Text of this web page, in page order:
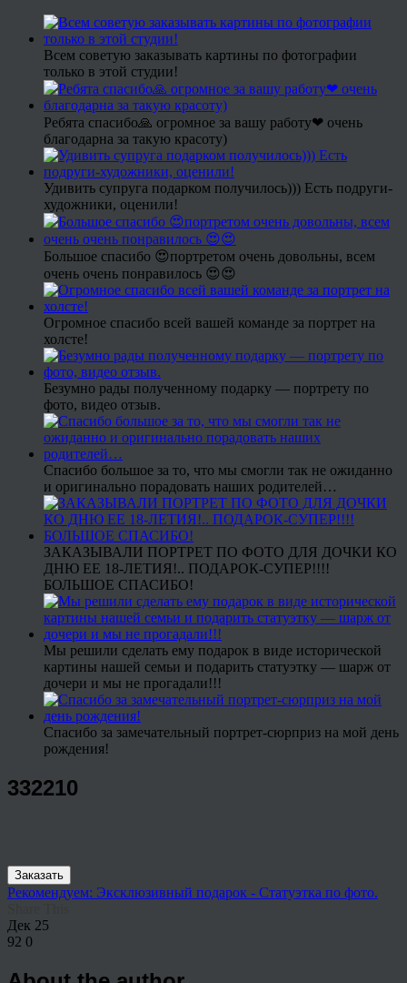
Всем советую заказывать картины по фотографии
только в этой студии!
Ребята спасибо🙏 огромное за вашу работу❤ очень
благодарна за такую красоту)
Удивить супруга подарком получилось))) Есть подруги-
художники, оценили!
Большое спасибо 😍портретом очень довольны, всем
очень очень понравилось 😍😍
Огромное спасибо всей вашей команде за портрет на
холсте!
Безумно рады полученному подарку — портрету по
фото, видео отзыв.
Спасибо большое за то, что мы смогли так не ожиданно
и оригинально порадовать наших родителей…
ЗАКАЗЫВАЛИ ПОРТРЕТ ПО ФОТО ДЛЯ ДОЧКИ КО
ДНЮ ЕЕ 18-ЛЕТИЯ!.. ПОДАРОК-СУПЕР!!!!
БОЛЬШОЕ СПАСИБО!
Мы решили сделать ему подарок в виде исторической
картины нашей семьи и подарить статуэтку — шарж от
дочери и мы не прогадали!!!
Спасибо за замечательный портрет-сюрприз на мой день
рождения!
332210
Заказать
Рекомендуем: Эксклюзивный подарок - Статуэтка по фото.
Дек 25
92 0